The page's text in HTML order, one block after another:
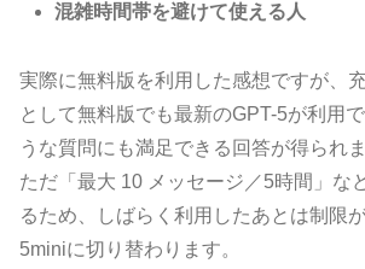
混雑時間帯を避けて使える人
実際に無料版を利用した感想ですが、
として無料版でも最新のGPT-5が利用
うな質問にも満足できる回答が得られま
ただ「最大 10 メッセージ／5時間」な
るため、しばらく利用したあとは制限
5miniに切り替わります。